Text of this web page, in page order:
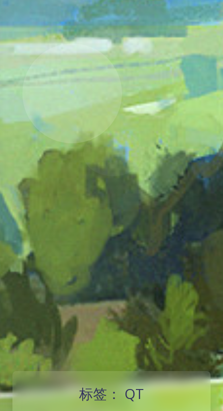
标签： QT